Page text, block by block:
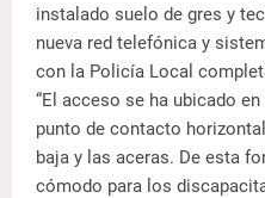
instalado suelo de gres y
nueva red telefónica y
con la Policía Local
“El acceso se ha ubicado
punto de contacto
baja y las aceras. De esta
cómodo para los